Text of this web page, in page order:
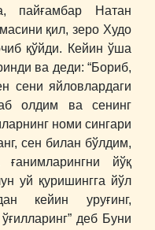
пайғамбар Натан
қил, зеро Худо
қўйди. Кейин ўша
ва деди: “Бориб,
сени яйловлардаги
олдим ва сенинг
номи сингари
сен билан бўлдим,
йўқ
уй қуришингга йўл
кейин уруғинг,
деб Буни